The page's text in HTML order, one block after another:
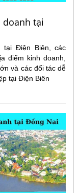
tại
tại Điện Biên, các
điểm kinh doanh,
và các đối tác dễ
tại Điện Biên